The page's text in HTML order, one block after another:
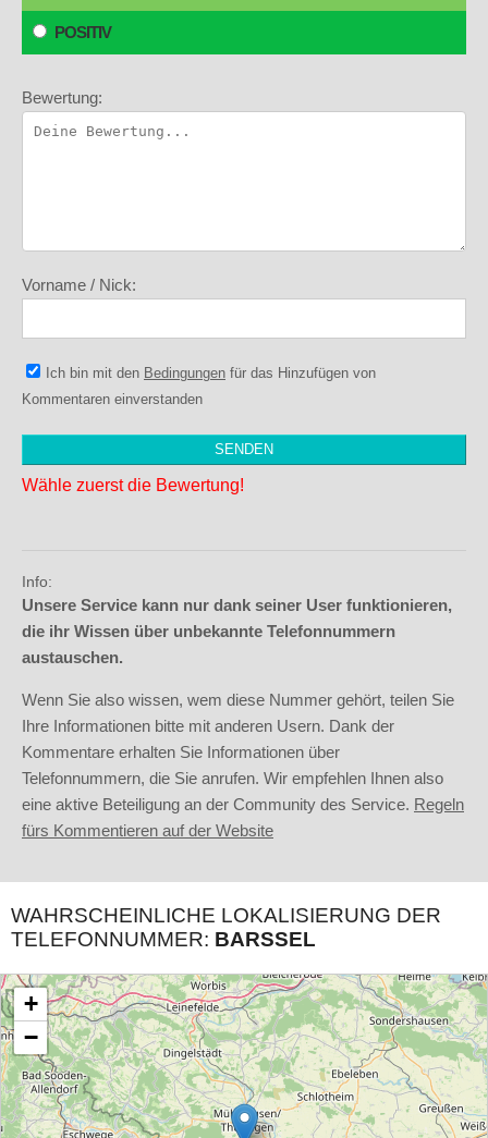
POSITIV
Bewertung:
Vorname / Nick:
Ich bin mit den Bedingungen für das Hinzufügen von
Kommentaren einverstanden
Wähle zuerst die Bewertung!
Info:
Unsere Service kann nur dank seiner User funktionieren,
die ihr Wissen über unbekannte Telefonnummern
austauschen.
Wenn Sie also wissen, wem diese Nummer gehört, teilen Sie
Ihre Informationen bitte mit anderen Usern. Dank der
Kommentare erhalten Sie Informationen über
Telefonnummern, die Sie anrufen. Wir empfehlen Ihnen also
eine aktive Beteiligung an der Community des Service. Regeln
fürs Kommentieren auf der Website
WAHRSCHEINLICHE LOKALISIERUNG DER
TELEFONNUMMER: BARSSEL